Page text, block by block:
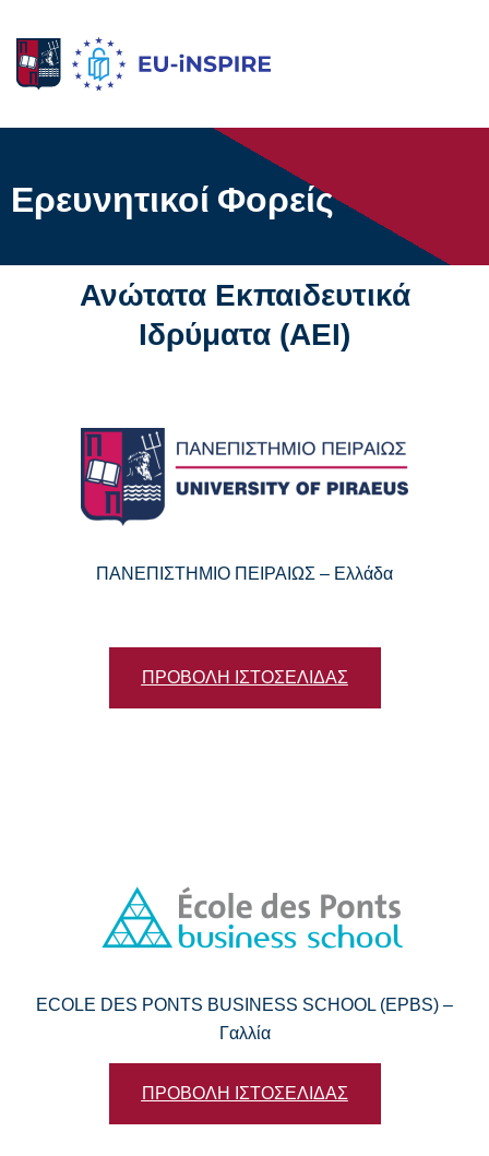
Ερευνητικοί Φορείς
Ερευνητικοί Φορείς
Ανώτατα Εκπαιδευτικά
Ιδρύματα (ΑΕΙ)
ΠΑΝΕΠΙΣΤΗΜΙΟ ΠΕΙΡΑΙΩΣ – Ελλάδα
ΠΡΟΒΟΛΗ ΙΣΤΟΣΕΛΙΔΑΣ
ECOLE DES PONTS BUSINESS SCHOOL (EPBS) –
Γαλλία
ΠΡΟΒΟΛΗ ΙΣΤΟΣΕΛΙΔΑΣ